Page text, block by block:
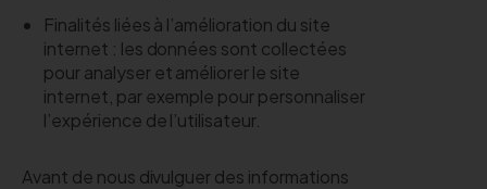
Finalités liées à l’amélioration du site
internet : les données sont collectées
pour analyser et améliorer le site
internet, par exemple pour personnaliser
l’expérience de l’utilisateur.
Avant de nous divulguer des informations